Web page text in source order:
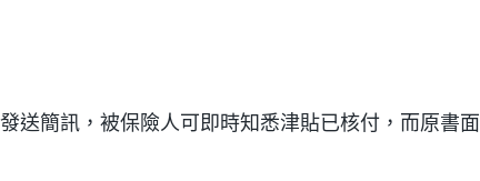
送簡訊，被保險人可即時知悉津貼已核付，而原書